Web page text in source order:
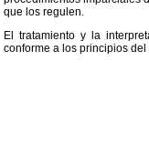
que los regulen.
El tratamiento y la
conforme a los principios